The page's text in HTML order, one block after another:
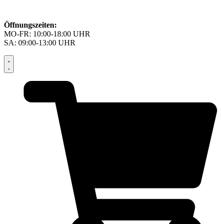
Öffnungszeiten:
MO-FR: 10:00-18:00 UHR
SA: 09:00-13:00 UHR